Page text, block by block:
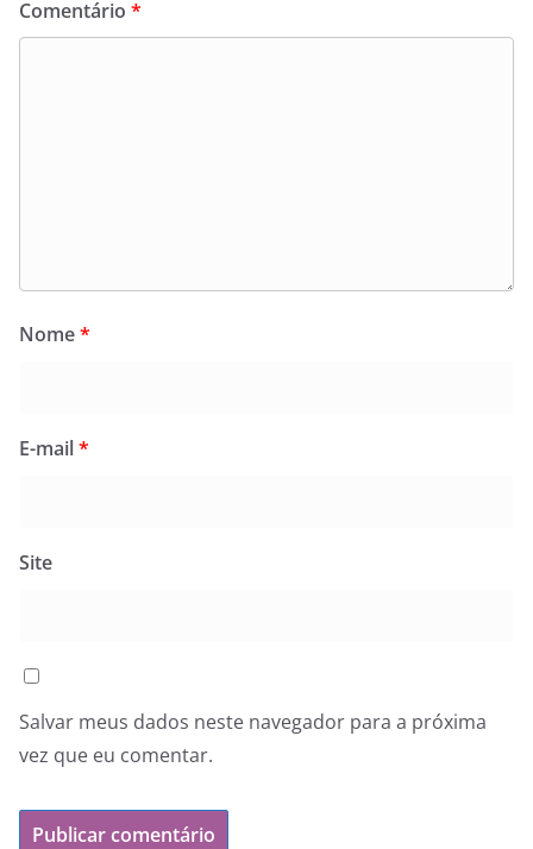
Comentário *
Nome*
E-mail*
Site
Salvar meus dados neste navegador para a próxima
vez que eu comentar.